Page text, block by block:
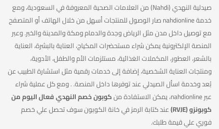
صيدلية النهدي (Nahdi) من العلامات الصحية المعروفة في السعودية، ومع
خدمة nahdionline صار الوصول للمنتجات أسهل من خلال الهاتف أو المتصفح
مع توصيل داخل مدن مثل الرياض وجدة والدمام ومكة والمدينة والخبر. وعبر
المنصة الإلكترونية يمكن شراء مستحضرات المكياج، العناية بالبشرة، العناية
بالشعر، العطور، المكملات الغذائية، مستلزمات الأم والطفل، الأدوية،
ومنتجات العناية الشخصية، إضافة إلى خدمات رقمية مثل استشارة الطبيب عن
بُعد وخدمة اسأل الصيدلي عند توفرها داخل المنصة. . ومع كل عملية شراء
عبر nahdionline، يمكن الاستفادة من
كوبون خصم النهدي فعال اليوم من
كوبونزو (RVJE)
عند كتابة الرمز في خانة الكوبون سوف تحصل علي خصم
فوري علي قيمة طلبك.